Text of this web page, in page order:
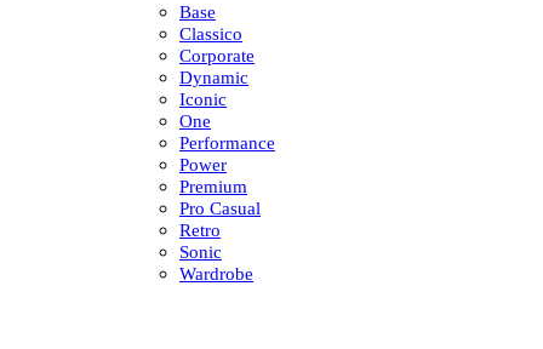
Base
Classico
Corporate
Dynamic
Iconic
One
Performance
Power
Premium
Pro Casual
Retro
Sonic
Wardrobe